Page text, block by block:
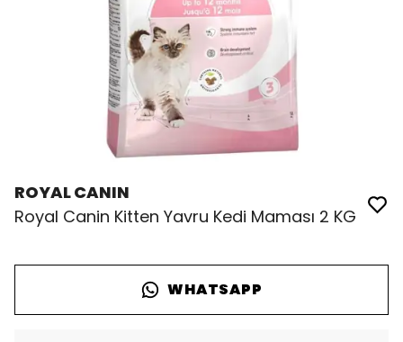
ROYAL CANIN
Royal Canin Kitten Yavru Kedi Maması 2 KG
WHATSAPP